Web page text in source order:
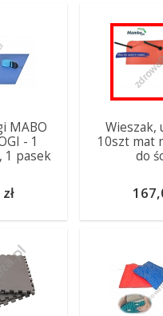
MABO
- 1
1 pasek
Wieszak,
10szt mat
do